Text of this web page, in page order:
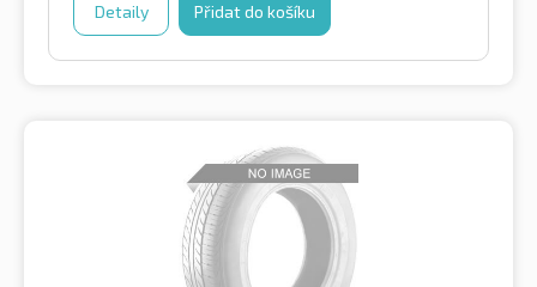
Detaily Přidat do košíku